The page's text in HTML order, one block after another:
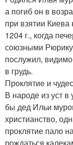
а погиб он в
при взятии
1204 г., когда
союзными
послужил,
в грудь.
Проклятие и
В народе из уст
бы дед Ильи
христианство,
проклятие пало